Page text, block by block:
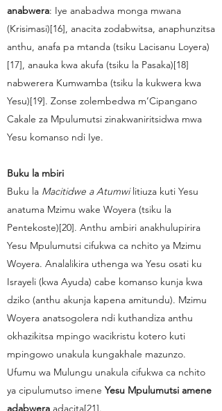
anabwera: Iye anabadwa monga mwana
(Krisimasi)[16], anacita zodabwitsa, anaphunzitsa
anthu, anafa pa mtanda (tsiku Lacisanu Loyera)
[17], anauka kwa akufa (tsiku la Pasaka)[18]
nabwerera Kumwamba (tsiku la kukwera kwa
Yesu)[19]. Zonse zolembedwa m’Cipangano
Cakale za Mpulumutsi zinakwaniritsidwa mwa
Yesu komanso ndi Iye.
Buku la mbiri
Buku la Macitidwe a Atumwilitiuza kuti Yesu
anatuma Mzimu wake Woyera (tsiku la
Pentekoste)[20]. Anthu ambiri anakhulupirira
Yesu Mpulumutsi cifukwa ca nchito ya Mzimu
Woyera. Analalikira uthenga wa Yesu osati ku
Israyeli (kwa Ayuda) cabe komanso kunja kwa
dziko (anthu akunja kapena amitundu). Mzimu
Woyera anatsogolera ndi kuthandiza anthu
okhazikitsa mpingo wacikristu kotero kuti
mpingowo unakula kungakhale mazunzo.
Ufumu wa Mulungu unakula cifukwa ca nchito
ya cipulumutso imene Yesu Mpulumutsi amene
adabwera adacita[21].